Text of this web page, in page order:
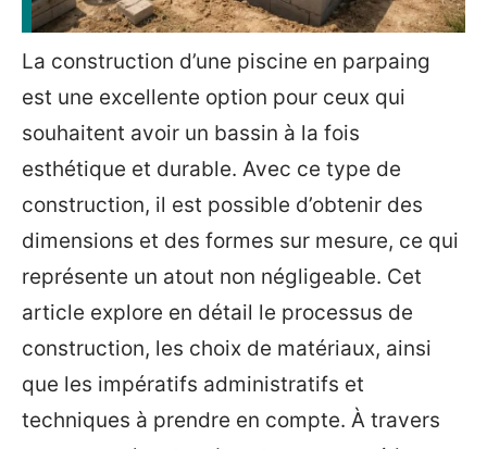
La construction d’une piscine en parpaing
est une excellente option pour ceux qui
souhaitent avoir un bassin à la fois
esthétique et durable. Avec ce type de
construction, il est possible d’obtenir des
dimensions et des formes sur mesure, ce qui
représente un atout non négligeable. Cet
article explore en détail le processus de
construction, les choix de matériaux, ainsi
que les impératifs administratifs et
techniques à prendre en compte. À travers